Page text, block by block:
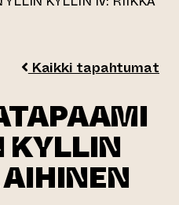
Kaikki tapahtumat
KYLLIN